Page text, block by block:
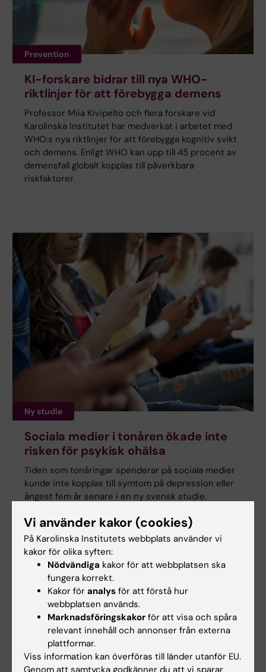
Prevention
KI-forskare bidrar till nya WHO-
riktlinjer för att förebygga demens
Professor Miia Kivipelto och flera forskare vid
Karolinska Institutet har medverkat i arbetet med
WHO:s nya riktlinjer för att förebygga kognitiv svikt
och demens. Enligt WHO kan upp till 45 procent av
demensfall globalt kopplas till påverkbara
riskfaktorer.
Ny studie
Sociala medier i tonåren ökade inte
risken för psykisk ohälsa
Tiden som tonåringar spenderar på sociala medier
kunde inte kopplas till symtom på depression eller
ångest fem år senare i en ny svensk studie.
publicerats iJournal of Adolescent Health
Vi använder kakor (cookies)
På Karolinska Institutets webbplats använder vi
kakor för olika syften:
Nödvändiga kakor för att webbplatsen ska
fungera korrekt.
Kakor för analys för att förstå hur
webbplatsen används.
Marknadsföringskakor för att visa och spåra
relevant innehåll och annonser från externa
plattformar.
Viss information kan överföras till länder utanför EU.
Genom att samtycka godkänner du att vi sparar